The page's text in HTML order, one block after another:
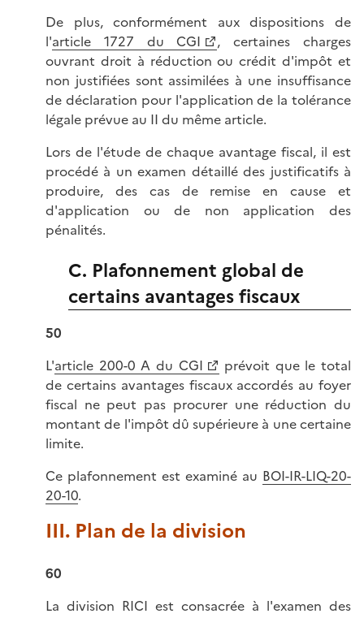
De plus, conformément aux dispositions de
l'article 1727 du CGI
, certaines charges
ouvrant droit à réduction ou crédit d'impôt et
non justifiées sont assimilées à une insuffisance
de déclaration pour l'application de la tolérance
légale prévue au II du même article.
Lors de l'étude de chaque avantage fiscal, il est
procédé à un examen détaillé des justificatifs à
produire, des cas de remise en cause et
d'application ou de non application des
pénalités.
C. Plafonnement global de
certains avantages fiscaux
50
L'article 200-0 A du CGI
prévoit que le total
de certains avantages fiscaux accordés au foyer
fiscal ne peut pas procurer une réduction du
montant de l'impôt dû supérieure à une certaine
limite.
Ce plafonnement est examiné au BOI-IR-LIQ-20-
20-10.
III. Plan de la division
60
La division RICI est consacrée à l'examen des